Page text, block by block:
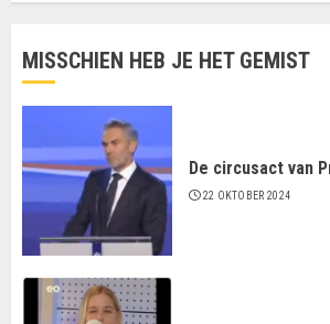
MISSCHIEN HEB JE HET GEMIST
De circusact van
22 OKTOBER 2024